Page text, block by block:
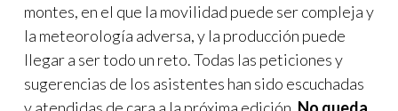
montes, en el que la movilidad puede ser compleja y
la meteorología adversa, y la producción puede
llegar a ser todo un reto. Todas las peticiones y
sugerencias de los asistentes han sido escuchadas